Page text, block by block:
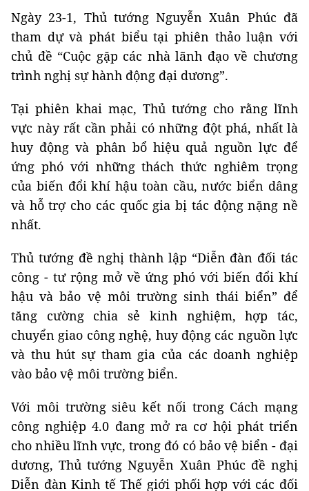
Ngày 23-1, Thủ tướng Nguyễn Xuân Phúc đã
tham dự và phát biểu tại phiên thảo luận với
chủ đề “Cuộc gặp các nhà lãnh đạo về chương
trình nghị sự hành động đại dương”.
Tại phiên khai mạc, Thủ tướng cho rằng lĩnh
vực này rất cần phải có những đột phá, nhất là
huy động và phân bổ hiệu quả nguồn lực để
ứng phó với những thách thức nghiêm trọng
của biến đổi khí hậu toàn cầu, nước biển dâng
và hỗ trợ cho các quốc gia bị tác động nặng nề
nhất.
Thủ tướng đề nghị thành lập “Diễn đàn đối tác
công - tư rộng mở về ứng phó với biến đổi khí
hậu và bảo vệ môi trường sinh thái biển” để
tăng cường chia sẻ kinh nghiệm, hợp tác,
chuyển giao công nghệ, huy động các nguồn lực
và thu hút sự tham gia của các doanh nghiệp
vào bảo vệ môi trường biển.
Với môi trường siêu kết nối trong Cách mạng
công nghiệp 4.0 đang mở ra cơ hội phát triển
cho nhiều lĩnh vực, trong đó có bảo vệ biển - đại
dương, Thủ tướng Nguyễn Xuân Phúc đề nghị
Diễn đàn Kinh tế Thế giới phối hợp với các đối